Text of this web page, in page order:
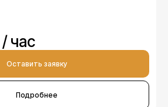
час
Оставить заявку
Подробнее